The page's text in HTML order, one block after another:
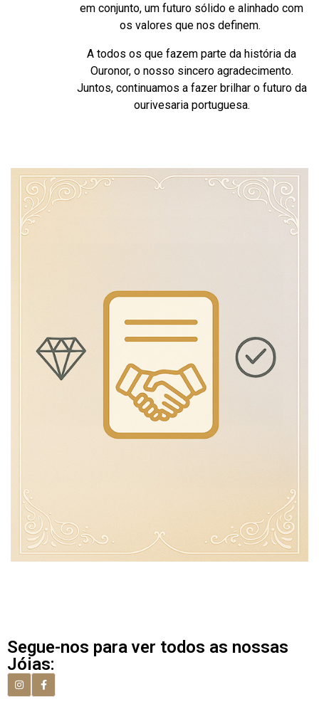
em conjunto, um futuro sólido e alinhado com
os valores que nos definem.
A todos os que fazem parte da história da
Ouronor, o nosso sincero agradecimento.
Juntos, continuamos a fazer brilhar o futuro da
ourivesaria portuguesa.
Segue-nos para ver todos as nossas
Jóias: